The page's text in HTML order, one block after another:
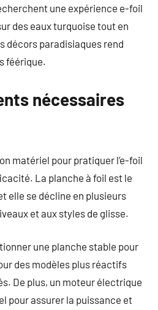
une expérience e-foil
des eaux turquoise tout en
décors paradisiaques rend
féérique.
nécessaires
matériel pour pratiquer l’e-foil
La planche à foil est le
elle se décline en plusieurs
et aux styles de glisse.
une planche stable pour
des modèles plus réactifs
De plus, un moteur électrique
pour assurer la puissance et